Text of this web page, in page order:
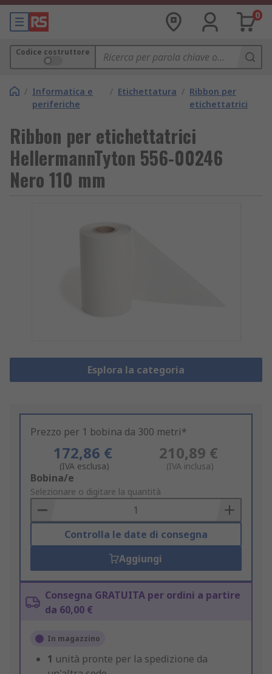
0
Codice costruttore
/ Informatica e
periferiche
/ Etichettatura / Ribbon per
etichettatrici
Ribbon per etichettatrici
HellermannTyton 556-00246
Nero 110 mm
Esplora la categoria
Prezzo per 1 bobina da 300 metri*
172,86 €
(IVA esclusa)
210,89 €
(IVA inclusa)
Add
to
Basket
Bobina/e
Selezionare o digitare la quantità
Controlla le date di consegna
Aggiungi
Consegna GRATUITA per ordini a partire
da 60,00 €
In magazzino
1 unità pronte per la spedizione da